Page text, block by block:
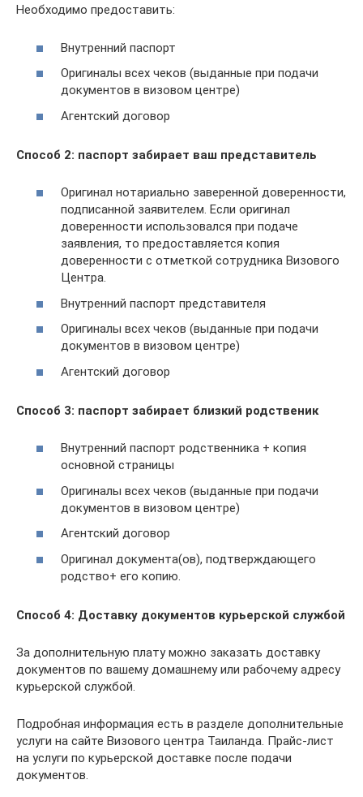
Необходимо предоставить:
Внутренний паспорт
Оригиналы всех чеков (выданные при подачи
документов в визовом центре)
Агентский договор
Способ 2: паспорт забирает ваш представитель
Оригинал нотариально заверенной доверенности,
подписанной заявителем. Если оригинал
доверенности использовался при подаче
заявления, то предоставляется копия
доверенности с отметкой сотрудника Визового
Центра.
Внутренний паспорт представителя
Оригиналы всех чеков (выданные при подачи
документов в визовом центре)
Агентский договор
Способ 3: паспорт забирает близкий родственик
Внутренний паспорт родственника + копия
основной страницы
Оригиналы всех чеков (выданные при подачи
документов в визовом центре)
Агентский договор
Оригинал документа(ов), подтверждающего
родство+ его копию.
Способ 4: Доставку документов курьерской службой
За дополнительную плату можно заказать доставку
документов по вашему домашнему или рабочему адресу
курьерской службой.
Подробная информация есть в разделе дополнительные
услуги на сайте Визового центра Таиланда. Прайс-лист
на услуги по курьерской доставке после подачи
документов.